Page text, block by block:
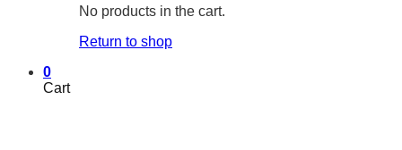
No products in the cart.
Return to shop
0
Cart